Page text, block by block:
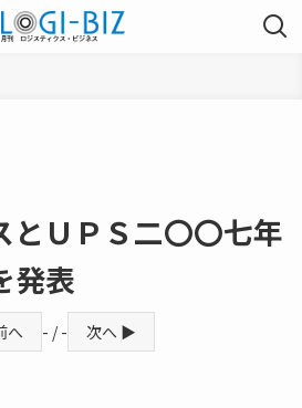
とＵＰＳ二〇〇七年
発表
へ - / - 次へ ▶